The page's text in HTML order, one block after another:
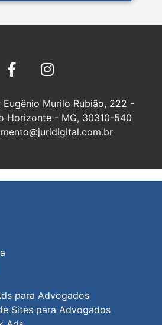
Eugênio Murilo Rubião, 222 -
Horizonte - MG, 30310-540
para Advogados
Sites para Advogados